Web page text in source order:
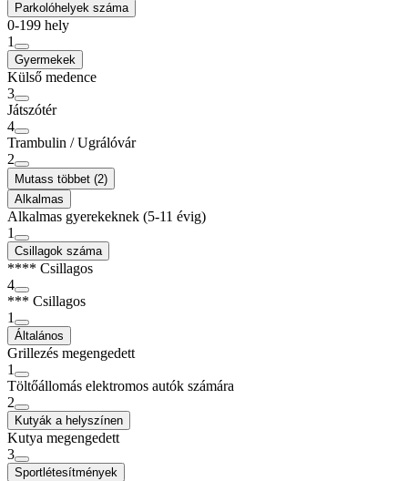
Parkolóhelyek száma
0-199 hely
1
Gyermekek
Külső medence
3
Játszótér
4
Trambulin / Ugrálóvár
2
Mutass többet (2)
Alkalmas
Alkalmas gyerekeknek (5-11 évig)
1
Csillagok száma
**** Csillagos
4
*** Csillagos
1
Általános
Grillezés megengedett
1
Töltőállomás elektromos autók számára
2
Kutyák a helyszínen
Kutya megengedett
3
Sportlétesítmények